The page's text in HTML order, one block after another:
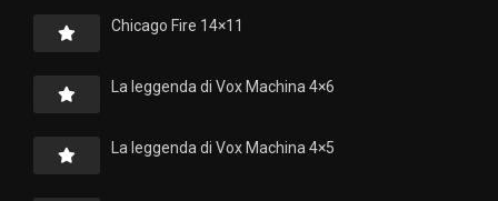
Chicago Fire 14×11
La leggenda di Vox Machina 4×6
La leggenda di Vox Machina 4×5